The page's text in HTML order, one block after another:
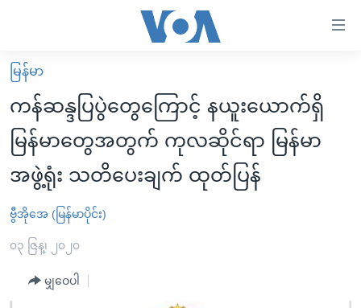
လွယ်ကူ
စေ
သည့်
Link
များ
ပင်မ
အကြောင်းအရာ
ကျော်
ကြည့်
မူလစာမျက်နှာ
မြန်မာ
ကမ္ဘာ့သတင်းများ
နိုင်ငံတကာ
အစ္စရေး-ပါလက်စတိုင်း
ဗွီဒီယို
အင်္ဂလိပ်စာလေ့လာမယ်
အမေရိကန်သုံးအီဒီယံ
အပတ်စဉ်ကဏ္ဍများ
မြန်မာ
ကန်ဆန္ဒပြပွဲတွေကြောင့် နယူးယောက်ရှိ
မြန်မာတွေအတွက် ကုလဆိုင်ရာ မြန်မာ
အဖွဲ့ရုံး သတိပေးချက် ထုတ်ပြန်
ဗွီအိုအေ (မြန်မာပိုင်း)
၀၃ ဇြန္၊ ၂၀၂၀
မျှဝေပါ